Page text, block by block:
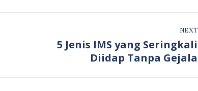
NEXT
5 Jenis IMS yang Seringkali
Diidap Tanpa Gejala